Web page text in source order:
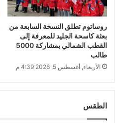
روساتوم تطلق النسخة السابعة من
بعثة كاسحة الجليد للمعرفة إلى
القطب الشمالي بمشاركة 5000
طالب
الأربعاء, أغسطس 5, 2026 4:39 م
الطقس